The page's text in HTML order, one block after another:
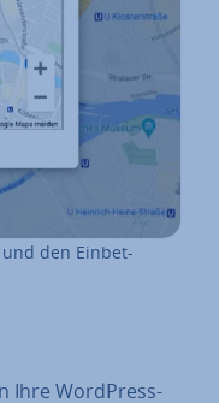
und den Ein­bet­
Ihre WordPress-